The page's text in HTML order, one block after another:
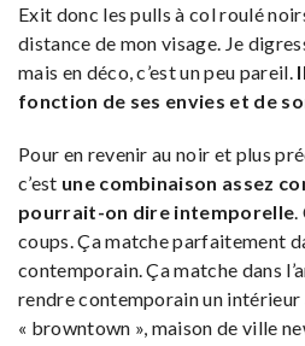
Exit donc les pulls à col roulé
distance de mon visage. Je
mais en déco, c’est un peu pareil.
fonction de ses envies et de
Pour en revenir au noir et plus
c’est une combinaison assez
pourrait-on dire intemporelle.
coups. Ça matche parfaitement
contemporain. Ça matche dans
rendre contemporain un
« browntown », maison de ville